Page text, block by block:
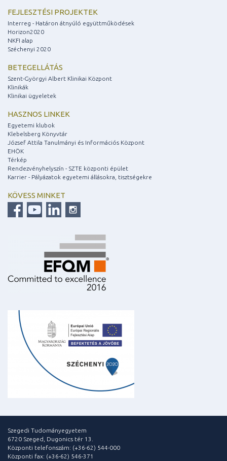
FEJLESZTÉSI PROJEKTEK
Interreg - Határon átnyúló együttműködések
Horizon2020
NKFI alap
Széchenyi 2020
BETEGELLÁTÁS
Szent-Györgyi Albert Klinikai Központ
Klinikák
Klinikai ügyeletek
HASZNOS LINKEK
Egyetemi klubok
Klebelsberg Könyvtár
József Attila Tanulmányi és Információs Központ
EHÖK
Térkép
Rendezvényhelyszín - SZTE központi épület
Karrier - Pályázatok egyetemi állásokra, tisztségekre
KÖVESS MINKET
Szegedi Tudományegyetem
6720 Szeged, Dugonics tér 13.
Központi telefonszám: (+36-62) 544-000
Központi fax: (+36-62) 546-371